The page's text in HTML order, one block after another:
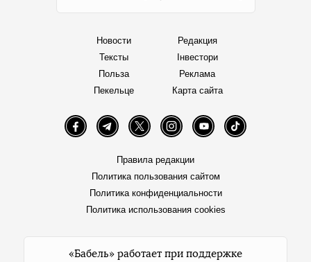
Новости
Тексты
Польза
Пекельце
Редакция
Інвестори
Реклама
Карта сайта
FacebookTelegramTwitter InstagramYouTube TikTok
Правила редакции
Политика пользования сайтом
Политика конфиденциальности
Политика использования cookies
«Бабель» работает при поддержке